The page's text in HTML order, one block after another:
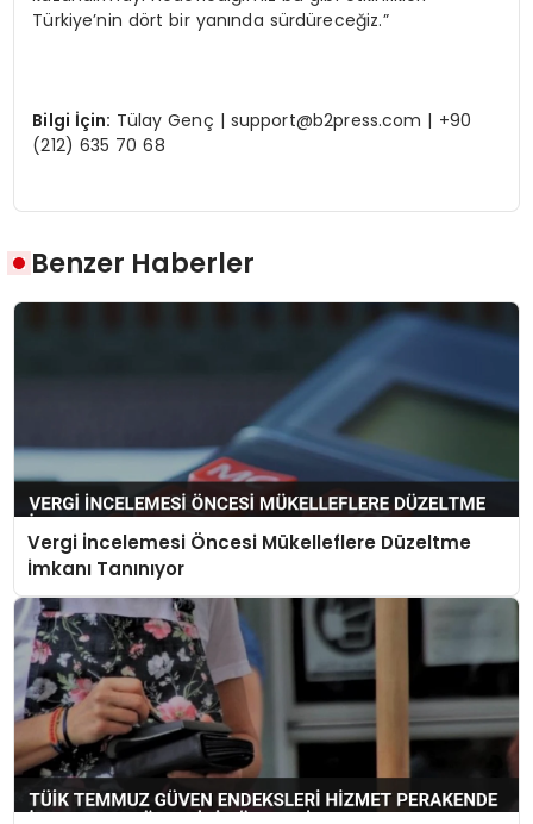
Türkiye’nin dört bir yanında sürdüreceğiz.”
Bilgi İçin: Tülay Genç | support@b2press.com | +90
(212) 635 70 68
Benzer Haberler
Vergi İncelemesi Öncesi Mükelleflere Düzeltme
İmkanı Tanınıyor